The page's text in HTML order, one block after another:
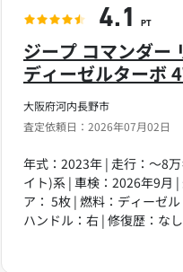
大阪府河内長野市
査定依頼日：2026年07月02日
ジープ コマンダー
ディーゼルターボ
年式：2023年 | 走行：～8
イト)系 | 車検：2026年9月 |
ア： 5枚 | 燃料：ディーゼ
ハンドル：右 | 修復歴：なし
4.1 PT